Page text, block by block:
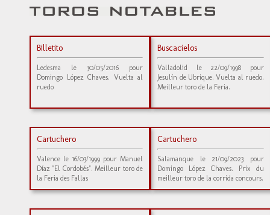
Billetito
Ledesma le 30/05/2016 pour
Domingo López Chaves. Vuelta al
ruedo
Buscacielos
Valladolid le 22/09/1998 pour
Jesulín de Ubrique. Vuelta al ruedo.
Meilleur toro de la Feria.
Cartuchero
Valence le 16/03/1999 pour Manuel
Díaz "El Cordobés". Meilleur toro de
la Feria des Fallas
Cartuchero
Salamanque le 21/09/2023 pour
Domingo López Chaves. Prix du
meilleur toro de la corrida concours.